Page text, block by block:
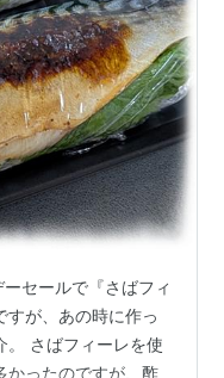
セールで『さばフィ
すが、あの時に作っ
。 さばフィーレを使
かったのですが、酢